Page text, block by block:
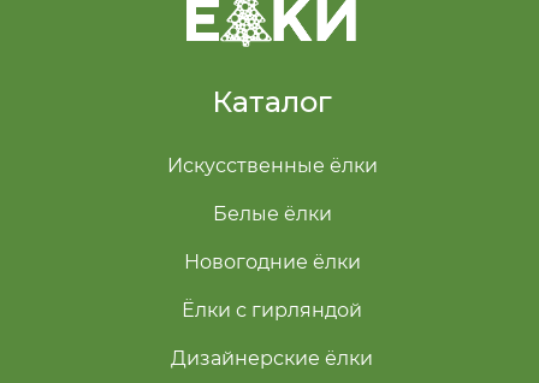
Каталог
Искусственные ёлки
Белые ёлки
Новогодние ёлки
Ёлки с гирляндой
Дизайнерские ёлки